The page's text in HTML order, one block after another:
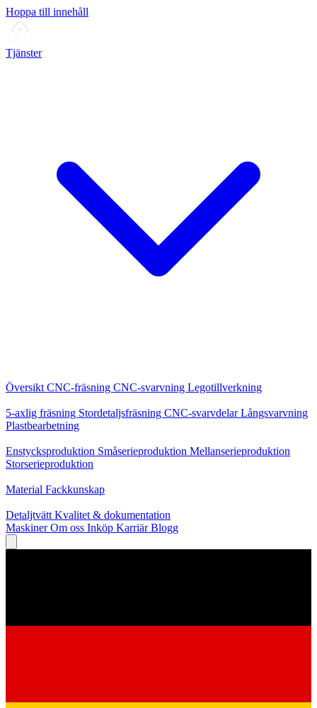
Hoppa till innehåll
Tjänster
Översikt CNC-fräsning CNC-svarvning Legotillverkning
5-axlig fräsning Stordetaljsfräsning CNC-svarvdelarLångsvarvning
Plastbearbetning
Enstycksproduktion Småserieproduktion Mellanserieproduktion
Storserieproduktion
Material Fackkunskap
Detaljtvätt Kvalitet & dokumentation
MaskinerOm oss Inköp KarriärBlogg